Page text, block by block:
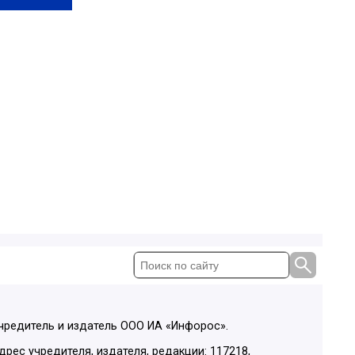
и издатель ООО ИА «Инфорос».
учредителя, издателя, редакции: 117218,